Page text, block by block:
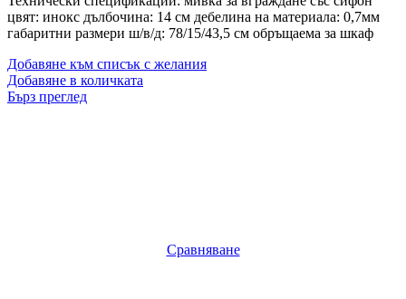
цвят: инокс дълбочина: 14 см дебелина на материала: 0,7мм
габаритни размери ш/в/д: 78/15/43,5 см обръщаема за шкаф
Добавяне към списък с желания
Добавяне в количката
Бърз преглед
Сравняване